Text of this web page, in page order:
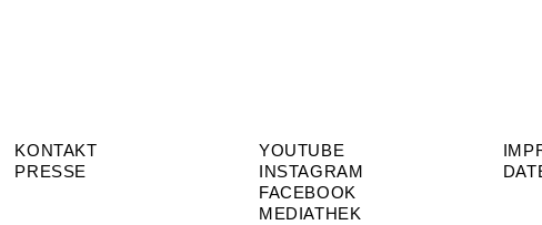
KONTAKT
PRESSE
YOUTUBE
INSTAGRAM
FACEBOOK
MEDIATHEK